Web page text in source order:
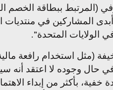
(المرتبط ببطاقة
المشاركين في
الولايات المتحدة.”
في حال وجوده لا
بأكثر من إبداء